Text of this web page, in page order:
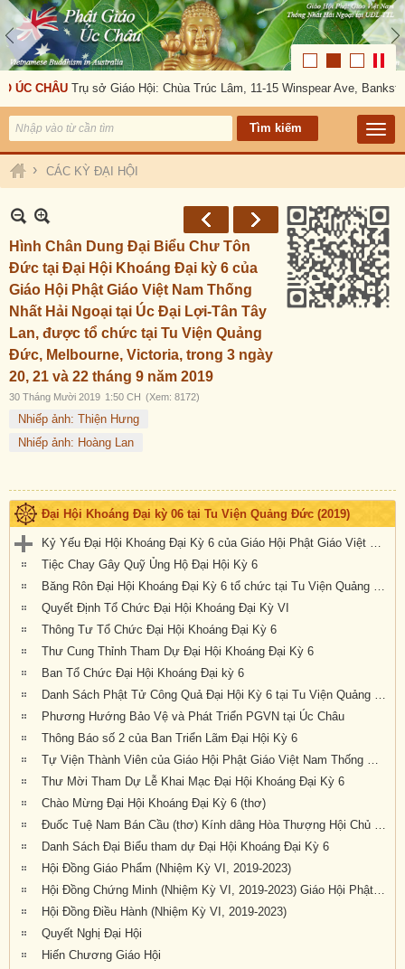
CHÂU Trụ sở Giáo Hội: Chùa Trúc Lâm, 11-15 Winspear Ave, Bankstown,
› CÁC KỲ ĐẠI HỘI
Hình Chân Dung Đại Biểu Chư Tôn
Đức tại Đại Hội Khoáng Đại kỳ 6 của
Giáo Hội Phật Giáo Việt Nam Thống
Nhất Hải Ngoại tại Úc Đại Lợi-Tân Tây
Lan, được tổ chức tại Tu Viện Quảng
Đức, Melbourne, Victoria, trong 3 ngày
20, 21 và 22 tháng 9 năm 2019
30 Tháng Mười 2019 1:50 CH (Xem: 8172)
Nhiếp ảnh: Thiện Hưng
Nhiếp ảnh: Hoàng Lan
Đại Hội Khoáng Đại kỳ 06 tại Tu Viện Quảng Đức (2019)
Kỷ Yếu Đại Hội Khoáng Đại Kỳ 6 của Giáo Hội Phật Giáo Việt Nam Thống Nhất Hải Ngoại tại Úc Đại Lợi-Tân Tây Lan
Tiệc Chay Gây Quỹ Ủng Hộ Đại Hội Kỳ 6
Băng Rôn Đại Hội Khoáng Đại Kỳ 6 tổ chức tại Tu Viện Quảng Đức từ ngày 20 đến 22 tháng 9 năm 2019
Quyết Định Tổ Chức Đại Hội Khoáng Đại Kỳ VI
Thông Tư Tổ Chức Đại Hội Khoáng Đại Kỳ 6
Thư Cung Thỉnh Tham Dự Đại Hội Khoáng Đại Kỳ 6
Ban Tổ Chức Đại Hội Khoáng Đại kỳ 6
Danh Sách Phật Tử Công Quả Đại Hội Kỳ 6 tại Tu Viện Quảng Đức
Phương Hướng Bảo Vệ và Phát Triển PGVN tại Úc Châu
Thông Báo số 2 của Ban Triển Lãm Đại Hội Kỳ 6
Tự Viện Thành Viên của Giáo Hội Phật Giáo Việt Nam Thống Nhất Hải Ngoại tại Úc Đại Lợi- Tân Tây Lan.
Thư Mời Tham Dự Lễ Khai Mạc Đại Hội Khoáng Đại Kỳ 6
Chào Mừng Đại Hội Khoáng Đại Kỳ 6 (thơ)
Đuốc Tuệ Nam Bán Cầu (thơ) Kính dâng Hòa Thượng Hội Chủ cùng Chư Tôn Đức và quý Phật tử gần xa đang về dự Đại Hội Kỳ 6 tại Tu Viện Quảng Đức
Danh Sách Đại Biểu tham dự Đại Hội Khoáng Đại Kỳ 6
Hội Đồng Giáo Phẩm (Nhiệm Kỳ VI, 2019-2023)
Hội Đồng Chứng Minh (Nhiệm Kỳ VI, 2019-2023) Giáo Hội Phật Giáo Việt Nam Thống Nhất Hải Ngoại tại Úc Đại Lợi – Tân Tây Lan
Hội Đồng Điều Hành (Nhiệm Kỳ VI, 2019-2023)
Quyết Nghị Đại Hội
Hiến Chương Giáo Hội